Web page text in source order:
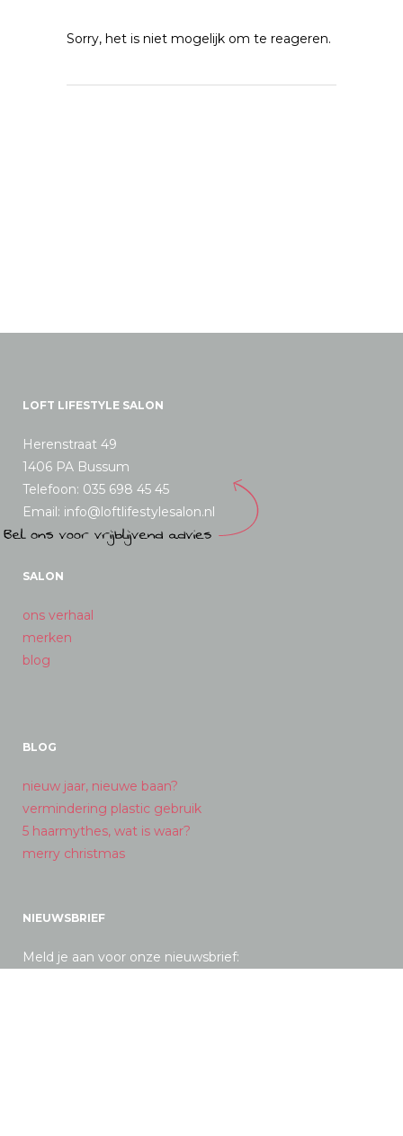
Sorry, het is niet mogelijk om te reageren.
LOFT LIFESTYLE SALON
Herenstraat 49
1406 PA Bussum
Telefoon: 035 698 45 45
Email: info@loftlifestylesalon.nl
SALON
ons verhaal
merken
blog
BLOG
nieuw jaar, nieuwe baan?
vermindering plastic gebruik
5 haarmythes, wat is waar?
merry christmas
NIEUWSBRIEF
Meld je aan voor onze nieuwsbrief: